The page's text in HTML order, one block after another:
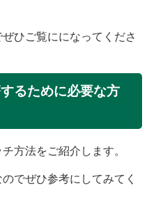
ひご覧にになってくださ
るために必要な方
方法をご紹介します。
でぜひ参考にしてみてく